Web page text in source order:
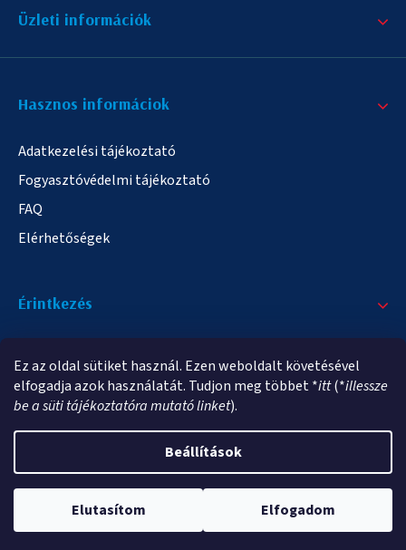
Ez az oldal sütiket használ. Ezen weboldalt követésével
elfogadja azok használatát. Tudjon meg többet *itt(*illessze
be a süti tájékoztatóra mutató linket).
Beállítások
Elutasítom Elfogadom
Üzleti információk
Hasznos informáciok
Adatkezelési tájékoztató
Fogyasztóvédelmi tájékoztató
FAQ
Elérhetőségek
Érintkezés
info@elampa.hu
Shoptet Premium készítette
elampa.hu. Minden jog fenntartva.